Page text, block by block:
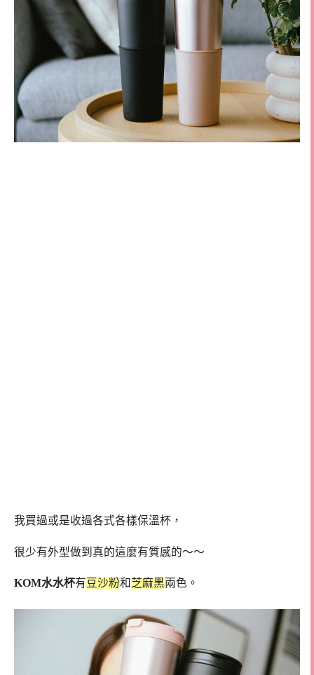
我買過或是收過各式各樣保溫杯，
很少有外型做到真的這麼有質感的～～
KOM水水杯有豆沙粉和 芝麻黑兩色。